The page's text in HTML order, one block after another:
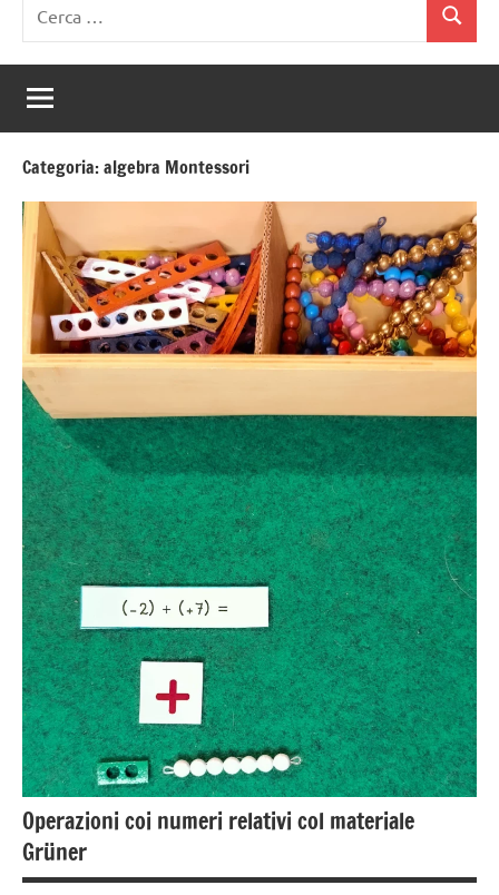
per:
Cerca
Categoria:algebra Montessori
Operazioni coi numeri relativi col materiale
Grüner